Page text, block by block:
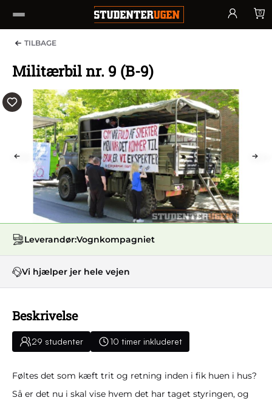
0
TILBAGE
Militærbil nr. 9 (B-9)
PREV
Leverandør:Vognkompagniet
Vi hjælper jer hele vejen
Beskrivelse
29 studenter 10 timer inkluderet
Føltes det som kæft trit og retning inden i fik huen i hus?
Så er det nu i skal vise hvem det har taget styringen, og